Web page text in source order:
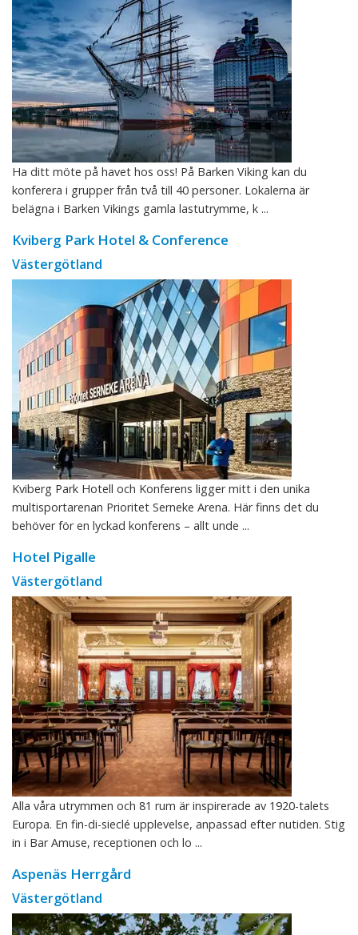
Ha ditt möte på havet hos oss! På Barken Viking kan du
konferera i grupper från två till 40 personer. Lokalerna är
belägna i Barken Vikings gamla lastutrymme, k ...
Kviberg Park Hotel & Conference
Västergötland
Kviberg Park Hotell och Konferens ligger mitt i den unika
multisportarenan Prioritet Serneke Arena. Här finns det du
behöver för en lyckad konferens – allt unde ...
Hotel Pigalle
Västergötland
Alla våra utrymmen och 81 rum är inspirerade av 1920-talets
Europa. En fin-di-sieclé upplevelse, anpassad efter nutiden. Stig
in i Bar Amuse, receptionen och lo ...
Aspenäs Herrgård
Västergötland